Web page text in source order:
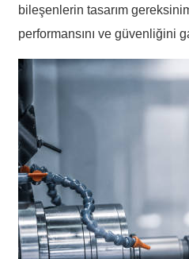
bileşenlerin tasarım
performansını ve güvenliğini